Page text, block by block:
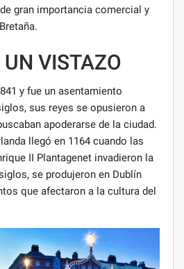
gran importancia comercial y
VISTAZO
y fue un asentamiento
sus reyes se opusieron a
apoderarse de la ciudad.
llegó en 1164 cuando las
II Plantagenet invadieron la
se produjeron en Dublín
que afectaron a la cultura del